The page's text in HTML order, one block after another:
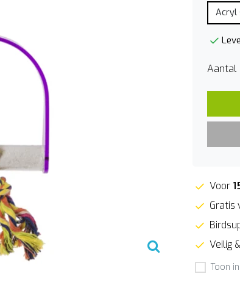
Acryl
Aantal
Voor
Gratis
Veilig
Toon